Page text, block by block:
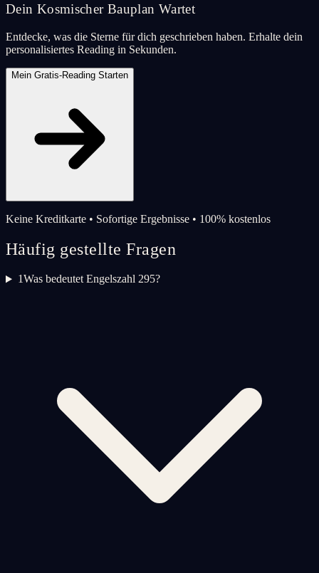
Dein Kosmischer Bauplan Wartet
Entdecke, was die Sterne für dich geschrieben haben. Erhalte dein
personalisiertes Reading in Sekunden.
Mein Gratis-Reading Starten
Keine Kreditkarte • Sofortige Ergebnisse • 100% kostenlos
Häufig gestellte Fragen
1Was bedeutet Engelszahl 295?